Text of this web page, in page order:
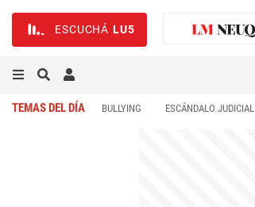
ESCUCHÁ LU5
TEMAS DEL DÍA BULLYING ESCÁNDALO JUDICIAL